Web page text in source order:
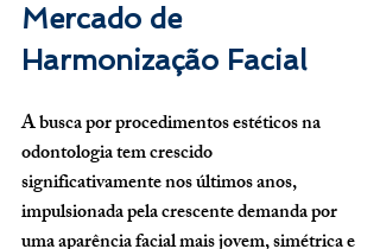
Mercado de
Harmonização Facial
A busca por procedimentos estéticos na
odontologia tem crescido
significativamente nos últimos anos,
impulsionada pela crescente demanda por